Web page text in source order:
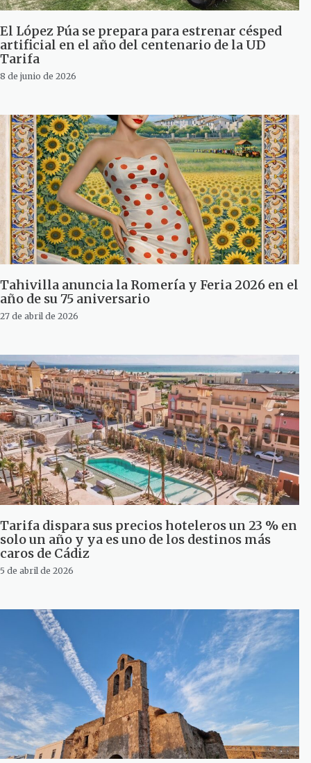
El López Púa se prepara para estrenar césped
artificial en el año del centenario de la UD
Tarifa
8 de junio de 2026
Tahivilla anuncia la Romería y Feria 2026 en el
año de su 75 aniversario
27 de abril de 2026
Tarifa dispara sus precios hoteleros un 23 % en
solo un año y ya es uno de los destinos más
caros de Cádiz
5 de abril de 2026